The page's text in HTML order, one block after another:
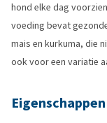
hond elke dag
voeding bevat
mais en kurkuma, die
ook voor een variatie
Eigenschappen